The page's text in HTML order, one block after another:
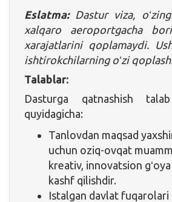
Eslatma:Dastur viza,
xalqaro aeroportgacha
xarajatlarini qoplamaydi.
ishtirokchilarning oʻzi
Talablar:
Dasturga qatnashish
quyidagicha:
Tanlovdan maqsad
uchun oziq-ovqat
kreativ, innovatsion
kashf qilishdir.
Istalgan davlat fuqarolari